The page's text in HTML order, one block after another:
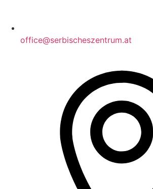
office@serbischeszentrum.at